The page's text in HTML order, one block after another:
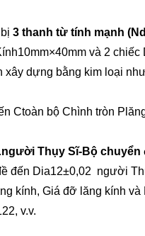
3 thanh từ tính mạnh
×40mm và 2 chiếc
xây dựng bằng kim loại
Ctoàn bộ Chình tròn P
người Thụy Sĩ-Bộ chuyển
đến Dia12±0,02 người
kính, Giá đỡ lăng kính
v.v.